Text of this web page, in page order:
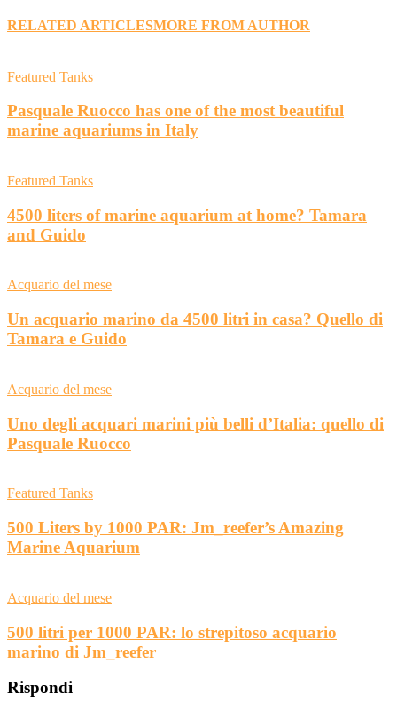
RELATED ARTICLESMORE FROM AUTHOR
Featured Tanks
Pasquale Ruocco has one of the most beautiful
marine aquariums in Italy
Featured Tanks
4500 liters of marine aquarium at home? Tamara
and Guido
Acquario del mese
Un acquario marino da 4500 litri in casa? Quello di
Tamara e Guido
Acquario del mese
Uno degli acquari marini più belli d’Italia: quello di
Pasquale Ruocco
Featured Tanks
500 Liters by 1000 PAR: Jm_reefer’s Amazing
Marine Aquarium
Acquario del mese
500 litri per 1000 PAR: lo strepitoso acquario
marino di Jm_reefer
Rispondi